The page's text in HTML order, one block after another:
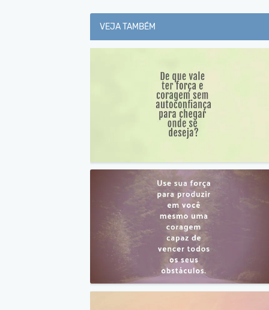
VEJA TAMBÉM